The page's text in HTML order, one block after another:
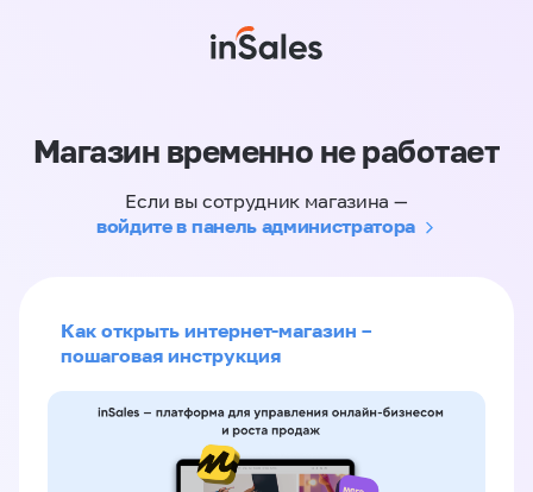
Магазин временно не работает
Если вы сотрудник магазина —
войдите в панель администратора
Как открыть интернет-магазин –
пошаговая инструкция